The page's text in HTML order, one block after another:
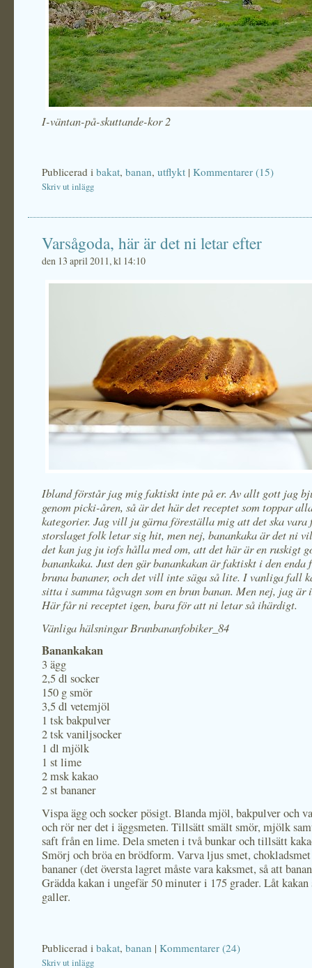
I-väntan-på-skuttande-kor 2
Publicerad i bakat, banan, utflykt | Kommentarer (15)
Skriv ut inlägg
Varsågoda, här är det ni letar efter
den 13 april 2011, kl 14:10
Ibland förstår jag mig faktiskt inte på er. Av allt gott jag
genom picki-åren, så är det här det receptet som toppar
kategorier. Jag vill ju gärna föreställa mig att det ska vara
storslaget folk letar sig hit, men nej, banankaka är det ni
det kan jag ju iofs hålla med om, att det här är en ruskigt
banankaka. Just den gär banankakan är faktiskt i den
bruna bananer, och det vill inte säga så lite. I vanliga fall
sitta i samma tågvagn som en brun banan. Men nej, jag är
Här får ni receptet igen, bara för att ni letar så ihärdigt.
Vänliga hälsningar Brunbananfobiker_84
Banankakan
3 ägg
2,5 dl socker
150 g smör
3,5 dl vetemjöl
1 tsk bakpulver
2 tsk vaniljsocker
1 dl mjölk
1 st lime
2 msk kakao
2 st bananer
Vispa ägg och socker pösigt. Blanda mjöl, bakpulver och
och rör ner det i äggsmeten. Tillsätt smält smör, mjölk
saft från en lime. Dela smeten i två bunkar och tillsätt
Smörj och bröa en brödform. Varva ljus smet,
bananer (det översta lagret måste vara kaksmet, så att
Grädda kakan i ungefär 50 minuter i 175 grader. Låt kakan
galler.
Publicerad i bakat, banan | Kommentarer (24)
Skriv ut inlägg